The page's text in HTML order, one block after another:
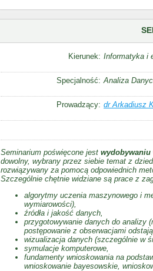
Kierunek: Informatyka i
Specjalność: Analiza
Prowadzący: dr Arkadiusz
Seminarium poświęcone jest wydobywaniu
dowolny, wybrany przez siebie temat z
rozwiązywany za pomocą odpowiednich
Szczególnie chętnie widziane są prace z
algorytmy uczenia maszynowego i
wymiarowości),
źródła i jakość danych,
przygotowywanie danych do analizy
postępowanie z obserwacjami
wizualizacja danych (szczególnie w
symulacje komputerowe,
fundamenty wnioskowania na
wnioskowanie bayesowskie,